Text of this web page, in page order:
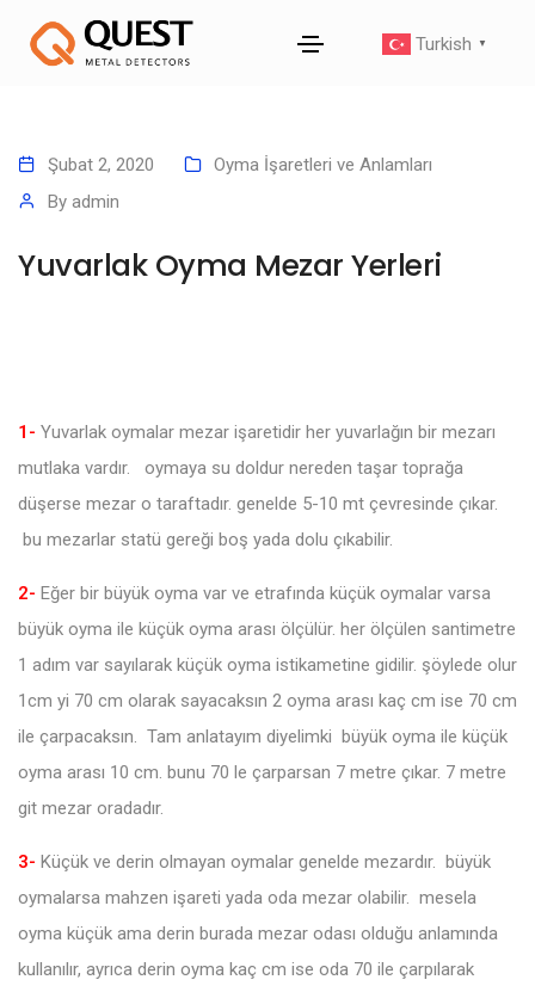
Turkish ▼
Şubat 2, 2020
Oyma İşaretleri ve Anlamları
By admin
Yuvarlak Oyma Mezar Yerleri
1- Yuvarlak oymalar mezar işaretidir her yuvarlağın bir mezarı
mutlaka vardır. oymaya su doldur nereden taşar toprağa
düşerse mezar o taraftadır. genelde 5-10 mt çevresinde çıkar.
bu mezarlar statü gereği boş yada dolu çıkabilir.
2- Eğer bir büyük oyma var ve etrafında küçük oymalar varsa
büyük oyma ile küçük oyma arası ölçülür. her ölçülen santimetre
1 adım var sayılarak küçük oyma istikametine gidilir. şöylede olur
1cm yi 70 cm olarak sayacaksın 2 oyma arası kaç cm ise 70 cm
ile çarpacaksın. Tam anlatayım diyelimki büyük oyma ile küçük
oyma arası 10 cm. bunu 70 le çarparsan 7 metre çıkar. 7 metre
git mezar oradadır.
3- Küçük ve derin olmayan oymalar genelde mezardır. büyük
oymalarsa mahzen işareti yada oda mezar olabilir. mesela
oyma küçük ama derin burada mezar odası olduğu anlamında
kullanılır, ayrıca derin oyma kaç cm ise oda 70 ile çarpılarak